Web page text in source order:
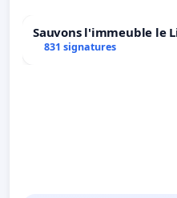
Sauvons l'immeuble le
831 signatures